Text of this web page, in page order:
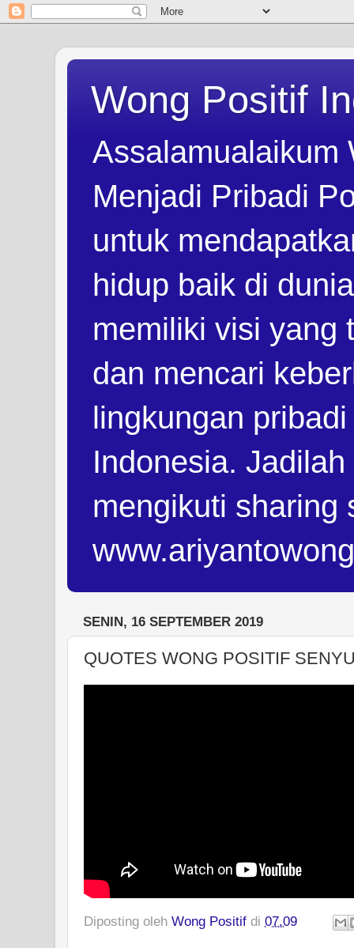
Wong Positif
Assalamualaikum
Menjadi Pribadi
untuk
hidup baik di
memiliki visi yang
dan mencari
lingkungan
Indonesia.
mengikuti sharing
SENIN, 16 SEPTEMBER 2019
QUOTES WONG POSITIF
Diposting oleh Wong Positif di 07.09